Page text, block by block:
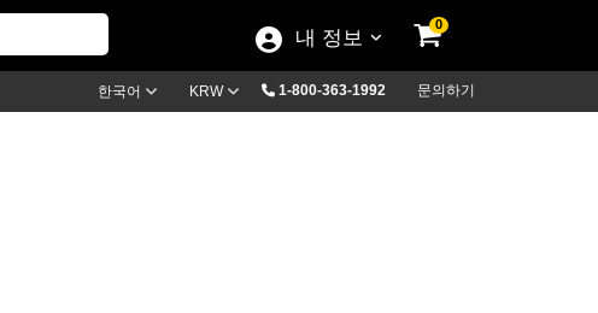
내 정보
0
한국어 KRW 1-800-363-1992 문의하기